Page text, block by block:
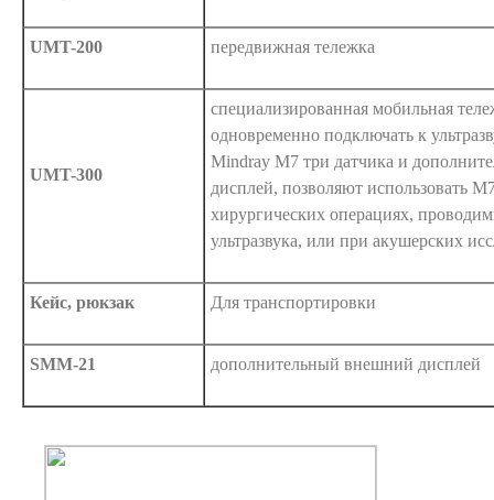
UMT-200 передвижная тележка
UMT-300
специализированная мобильная
одновременно подключать к
Mindray M7 три датчика и
дисплей, позволяют использовать
хирургических операциях,
ультразвука, или при акушерских
Кейс, рюкзак Для транспортировки
SMM-21 дополнительный внешний дисплей